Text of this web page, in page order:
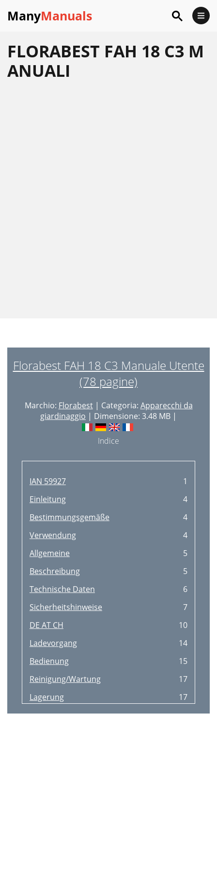
ManyManuals
FLORABEST FAH 18 C3 M
ANUALI
Florabest FAH 18 C3 Manuale Utente
(78 pagine)
Marchio: Florabest| Categoria: Apparecchi da
giardinaggio | Dimensione: 3.48 MB |
Indice
IAN 59927
1
Einleitung
4
Bestimmungsgemäße
4
Verwendung
4
Allgemeine
5
Beschreibung
5
Technische Daten
6
Sicherheitshinweise
7
DE AT CH
10
Ladevorgang
14
Bedienung
15
Reinigung/Wartung
17
Lagerung
17
Ersatzteile/Zubehör
18